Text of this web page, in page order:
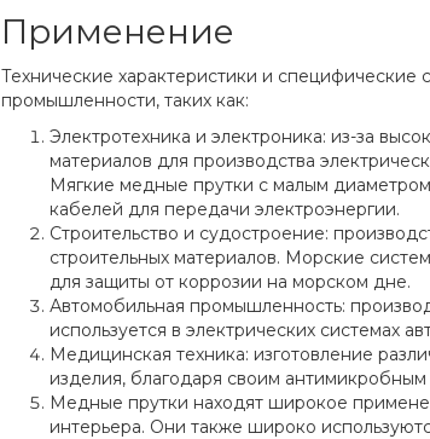
Применение
Технические характеристики и специфические
промышленности, таких как:
Электротехника и электроника: из-за
материалов для производства
Мягкие медные прутки с малым
кабелей для передачи электроэнергии.
Строительство и судостроение:
строительных материалов. Морские
для защиты от коррозии на морском дне.
Автомобильная промышленность:
используется в электрических системах
Медицинская техника: изготовление
изделия, благодаря своим
Медные прутки находят широкое
интерьера. Они также широко